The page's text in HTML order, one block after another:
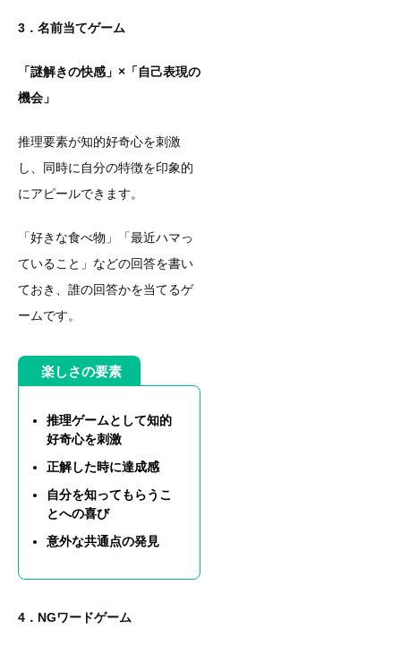
3．名前当てゲーム
「謎解きの快感」×「自己表現の
機会」
推理要素が知的好奇心を刺激
し、同時に自分の特徴を印象的
にアピールできます。
「好きな食べ物」「最近ハマっ
ていること」などの回答を書い
ておき、誰の回答かを当てるゲ
ームです。
楽しさの要素
推理ゲームとして知的
好奇心を刺激
正解した時に達成感
自分を知ってもらうこ
とへの喜び
意外な共通点の発見
4．NGワードゲーム